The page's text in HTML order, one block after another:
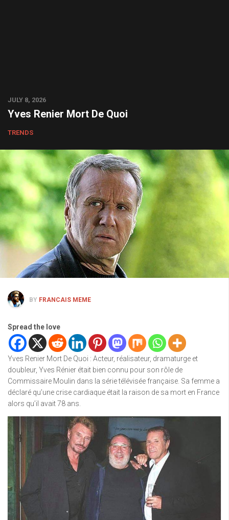
JULY 8, 2026
Yves Renier Mort De Quoi
TRENDS
BY FRANCAIS MEME
Spread the love
Yves Renier Mort De Quoi : Acteur, réalisateur, dramaturge et
doubleur, Yves Rénier était bien connu pour son rôle de
Commissaire Moulin dans la série télévisée française. Sa femme a
déclaré qu’une crise cardiaque était la raison de sa mort en France
alors qu’il avait 78 ans.